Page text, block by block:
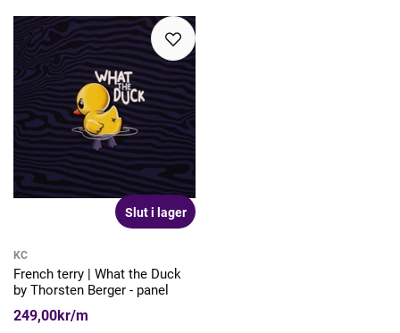
Slut i lager
KC
French terry | What the Duck
by Thorsten Berger - panel
249,00kr/m